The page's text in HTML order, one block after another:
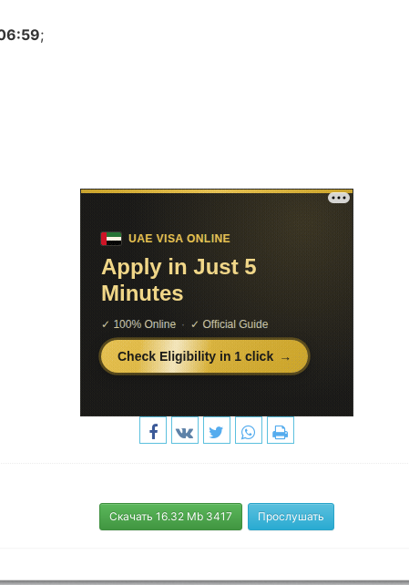
;
Скачать 16.32 Mb 3417 Прослушать